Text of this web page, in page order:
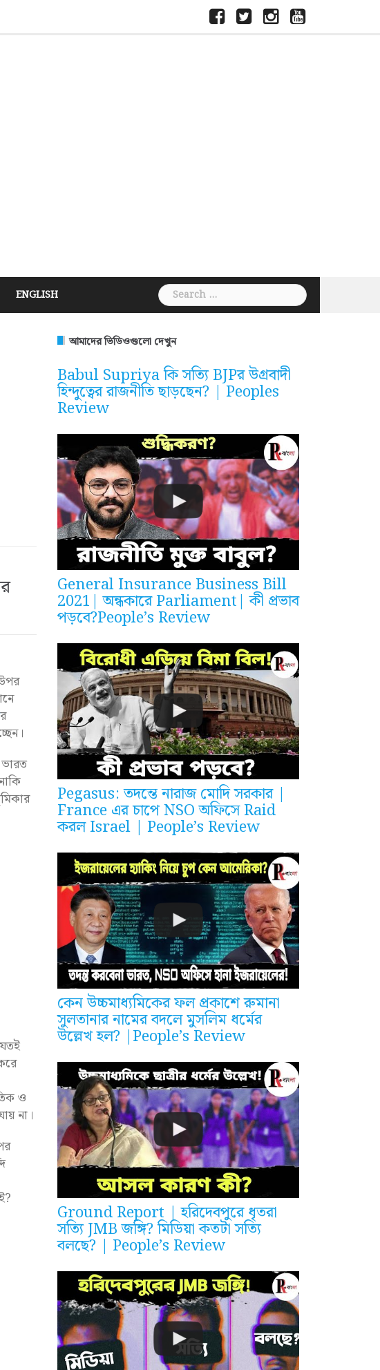
ফেসবুকটুইটারইন্সতাগ্রামইউটিউব
ENGLISH
Search
for:
র
ও
না।
আমাদের ভিডিওগুলো দেখুন
Babul Supriya কি সত্যি BJPর উগ্রবাদী
হিন্দুত্বের রাজনীতি ছাড়ছেন? | Peoples
Review
General Insurance Business Bill
2021| অন্ধকারে Parliament| কী প্রভাব
পড়বে?People’s Review
Pegasus: তদন্তে নারাজ মোদি সরকার |
France এর চাপে NSO অফিসে Raid
করল Israel | People’s Review
কেন উচ্চমাধ্যমিকের ফল প্রকাশে রুমানা
সুলতানার নামের বদলে মুসলিম ধর্মের
উল্লেখ হল? |People’s Review
Ground Report | হরিদেবপুরে ধৃতরা
সত্যি JMB জঙ্গি? মিডিয়া কতটা সত্যি
বলছে? | People’s Review